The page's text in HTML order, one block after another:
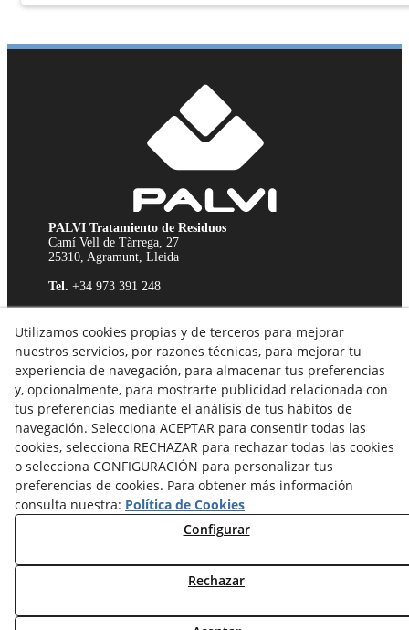
PALVI Tratamiento de Residuos
Camí Vell de Tàrrega, 27
25310, Agramunt, Lleida
Tel. +34 973 391 248
Aviso Legal
Política de Cookies
Política de Privacidad
Canal Ético
Productos certificados por
Utilizamos cookies propias y de terceros para mejorar
nuestros servicios, por razones técnicas, para mejorar tu
experiencia de navegación, para almacenar tus preferencias
y, opcionalmente, para mostrarte publicidad relacionada con
tus preferencias mediante el análisis de tus hábitos de
navegación. Selecciona ACEPTAR para consentir todas las
cookies, selecciona RECHAZAR para rechazar todas las cookies
o selecciona CONFIGURACIÓN para personalizar tus
preferencias de cookies. Para obtener más información
consulta nuestra: Política de Cookies
Configurar
Rechazar